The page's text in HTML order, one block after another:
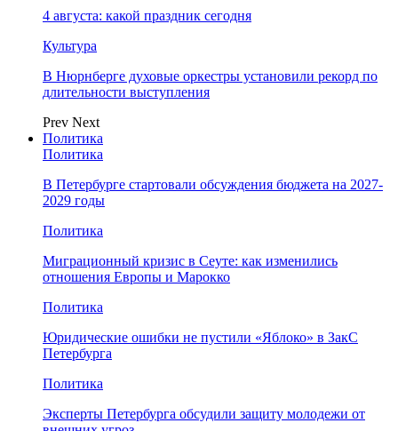
4 августа: какой праздник сегодня
Культура
В Нюрнберге духовые оркестры установили рекорд по
длительности выступления
Prev Next
Политика
Политика
В Петербурге стартовали обсуждения бюджета на 2027-
2029 годы
Политика
Миграционный кризис в Сеуте: как изменились
отношения Европы и Марокко
Политика
Юридические ошибки не пустили «Яблоко» в ЗакС
Петербурга
Политика
Эксперты Петербурга обсудили защиту молодежи от